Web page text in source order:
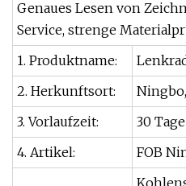
Genaues Lesen von
Service, strenge
1. Produktname:
2. Herkunftsort:
3. Vorlaufzeit:
30 Tage
4. Artikel:
FOB